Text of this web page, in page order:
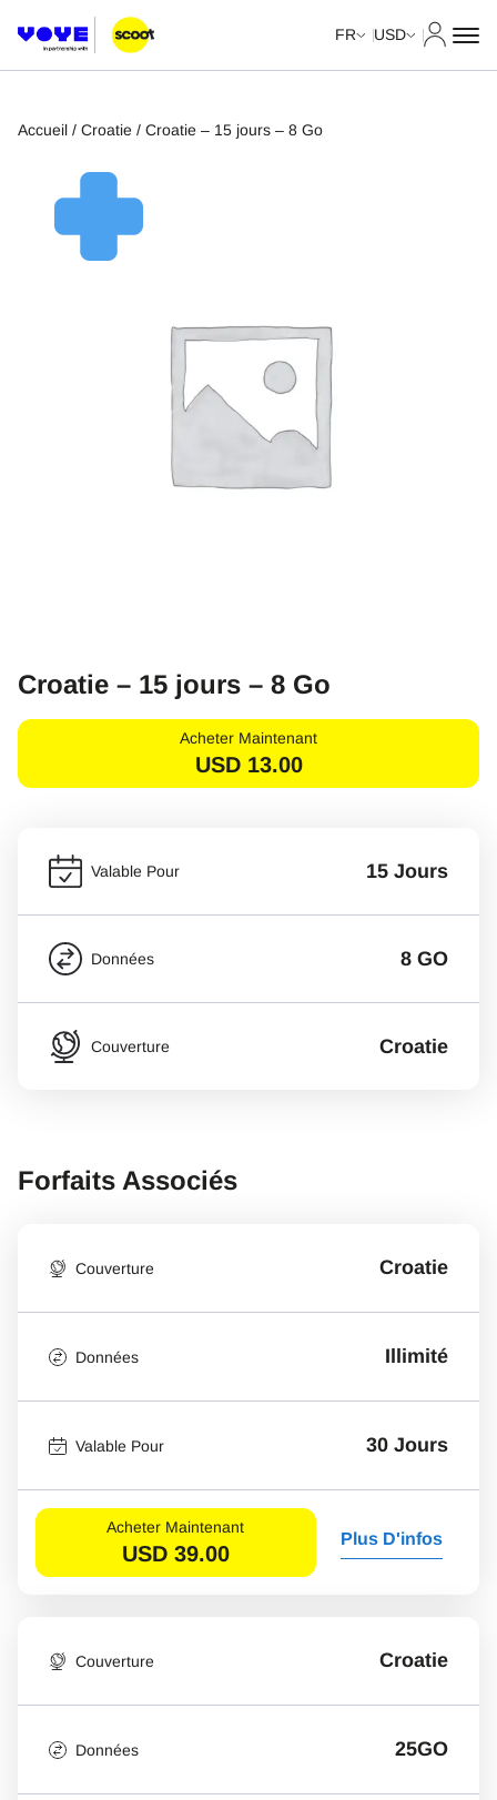
FR USD
Accueil / Croatie / Croatie – 15 jours – 8 Go
Croatie – 15 jours – 8 Go
Acheter Maintenant
USD 13.00
Valable Pour 15 Jours
Données 8 GO
Couverture Croatie
Forfaits Associés
Couverture Croatie
Données Illimité
Valable Pour 30 Jours
Acheter Maintenant
USD 39.00
Plus D'infos
Couverture Croatie
Données 25GO